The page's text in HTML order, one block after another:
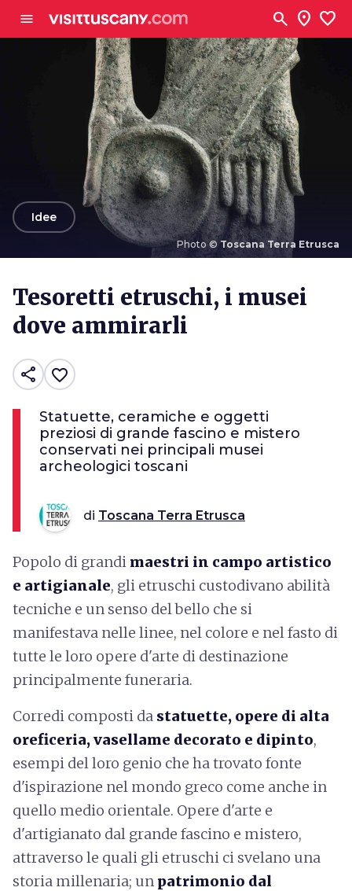
menu search location_on favorite
Photo © Toscana Terra Etrusca
arrow_backIdee
Tesoretti etruschi, i musei
dove ammirarli
share favorite_border
Statuette, ceramiche e oggetti
preziosi di grande fascino e mistero
conservati nei principali musei
archeologici toscani
di Toscana Terra Etrusca
Popolo di grandi maestri in campo artistico
e artigianale, gli etruschi custodivano abilità
tecniche e un senso del bello che si
manifestava nelle linee, nel colore e nel fasto di
tutte le loro opere d'arte di destinazione
principalmente funeraria.
Corredi composti da statuette, opere di alta
oreficeria, vasellame decorato e dipinto,
esempi del loro genio che ha trovato fonte
d'ispirazione nel mondo greco come anche in
quello medio orientale. Opere d'arte e
d'artigianato dal grande fascino e mistero,
attraverso le quali gli etruschi ci svelano una
storia millenaria; un patrimonio dal